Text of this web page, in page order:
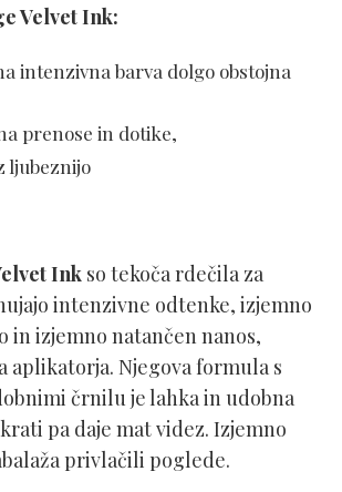
Velvet Ink:
intenzivna barva dolgo obstojna
prenose in dotike,
ljubeznijo
Ink so tekoča rdečila za
intenzivne odtenke, izjemno
in izjemno natančen nanos,
aplikatorja. Njegova formula s
črnilu je lahka in udobna
pa daje mat videz. Izjemno
privlačili poglede.